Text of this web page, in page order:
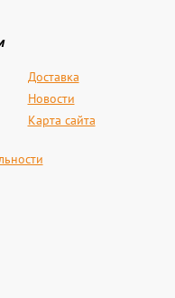
Доставка
Новости
Карта сайта